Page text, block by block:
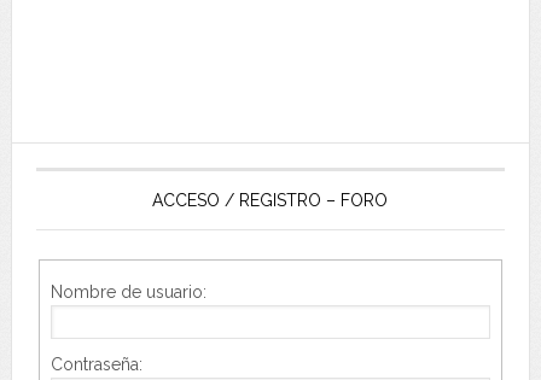
ACCESO / REGISTRO – FORO
Nombre de usuario:
Contraseña: